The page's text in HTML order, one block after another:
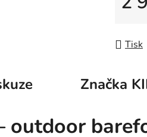
Tisk
Značka
outdoor